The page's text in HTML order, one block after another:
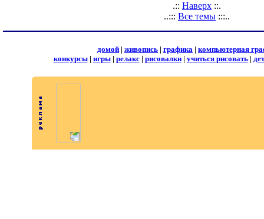
.:: Наверх ::.
..::: Все темы :::..
домой | живопись | графика | компьютерная
конкурсы| игры| релакс| рисовалки| учиться рисовать|